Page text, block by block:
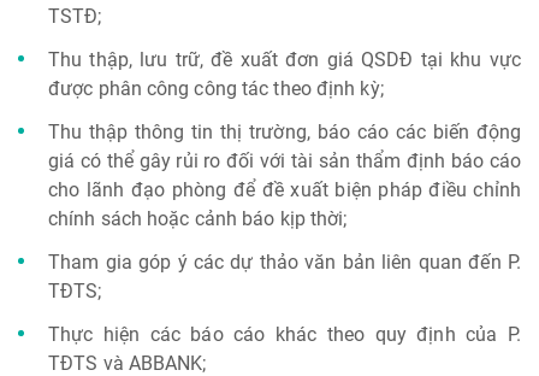
TSTĐ;
Thu thập, lưu trữ, đề xuất đơn giá QSDĐ tại khu vực
được phân công công tác theo định kỳ;
Thu thập thông tin thị trường, báo cáo các biến động
giá có thể gây rủi ro đối với tài sản thẩm định báo cáo
cho lãnh đạo phòng để đề xuất biện pháp điều chỉnh
chính sách hoặc cảnh báo kịp thời;
Tham gia góp ý các dự thảo văn bản liên quan đến P.
TĐTS;
Thực hiện các báo cáo khác theo quy định của P.
TĐTS và ABBANK;